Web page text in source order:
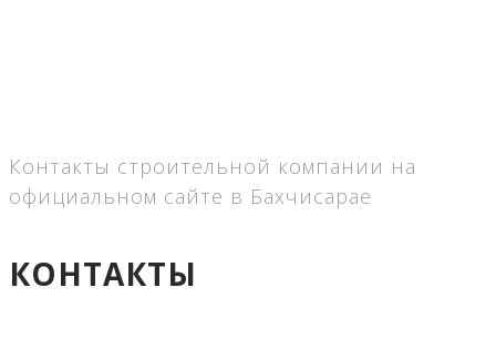
Контакты строительной компании на
официальном сайте в Бахчисарае
КОНТАКТЫ